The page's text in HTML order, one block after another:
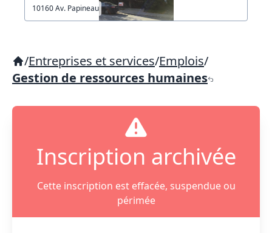
10160 Av. Papineau
/Entreprises et services/Emplois/
Gestion de ressources humaines
Inscription archivée
Cette inscription est effacée, suspendue ou
périmée